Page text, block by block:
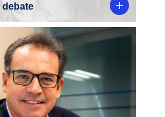
debate
más de 20 años, Gonzalo
de Derecho PUCP,
proyectos mineros
en todo el país.